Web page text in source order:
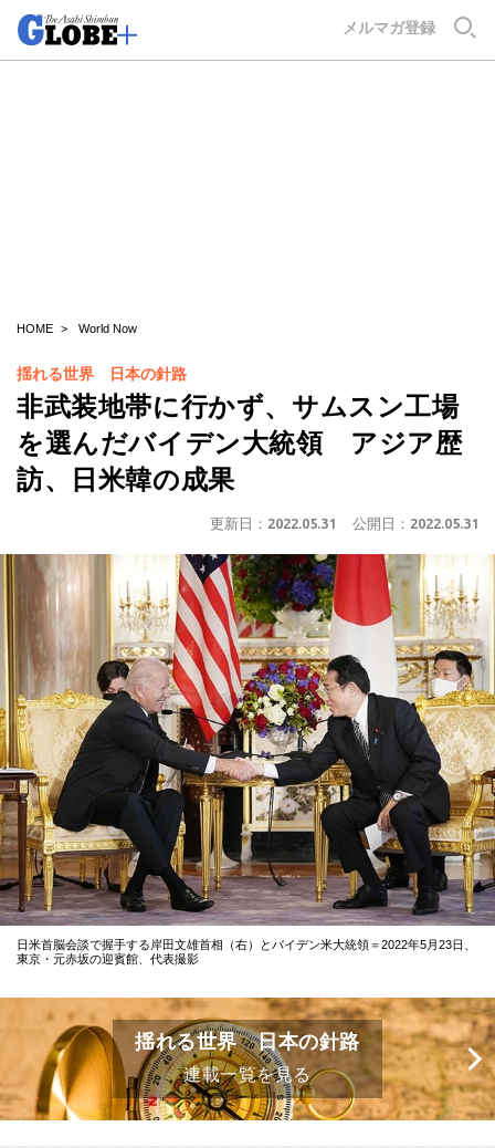
メルマガ登録
HOME World Now
揺れる世界 日本の針路
非武装地帯に行かず、サムスン工場
を選んだバイデン大統領 アジア歴
訪、日米韓の成果
更新日： 2022.05.31 公開日： 2022.05.31
日米首脳会談で握手する岸田文雄首相（右）とバイデン米大統領＝2022年5月23日、
東京・元赤坂の迎賓館、代表撮影
揺れる世界 日本の針路
連載一覧を見る